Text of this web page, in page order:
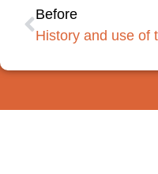
Before